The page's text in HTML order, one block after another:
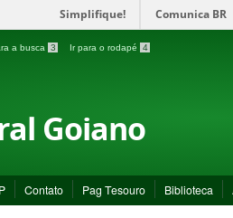
Simplifique! Comunica BR
a busca 3 Ir para o rodapé 4
Goiano
Contato Pag Tesouro Biblioteca